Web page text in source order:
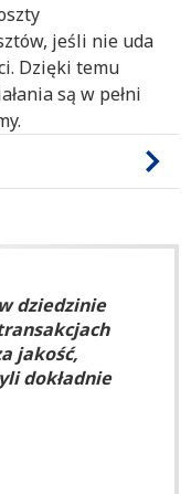
jeśli nie uda
Dzięki temu
są w pełni
dziedzinie
jakość,
dokładnie